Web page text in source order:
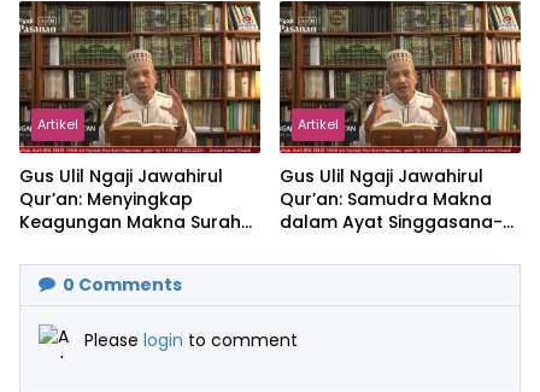
Artikel
Gus Ulil Ngaji Jawahirul
Qur’an: Menyingkap
Keagungan Makna Surah
Artikel
Gus Ulil Ngaji Jawahirul
Qur’an: Samudra Makna
dalam Ayat Singgasana-
0 Comments
Please login to comment